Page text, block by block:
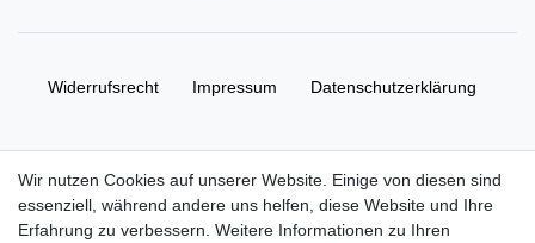
Widerrufs­recht Impressum Daten­schutz­erklärung
© Copyright 2026 | Alle Rechte vorbehalten. HL-
Wir nutzen Cookies auf unserer Website. Einige von diesen sind
essenziell, während andere uns helfen, diese Website und Ihre
Erfahrung zu verbessern. Weitere Informationen zu Ihren